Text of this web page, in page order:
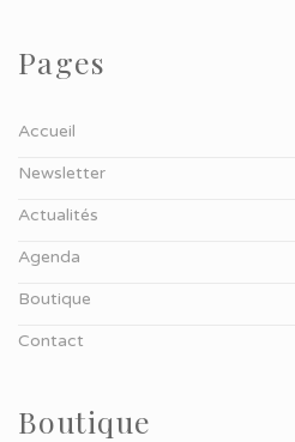
Pages
Accueil
Newsletter
Actualités
Agenda
Boutique
Contact
Boutique